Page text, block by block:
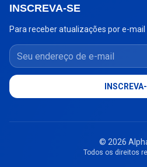
INSCREVA-SE
Para receber atualizações por e-mail
Seu endereço de e-mail
© 2026
Todos os direitos